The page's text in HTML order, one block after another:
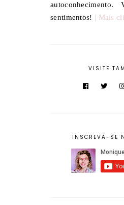
sentimentos! | Mais
VISITE
INSCREVA-SE